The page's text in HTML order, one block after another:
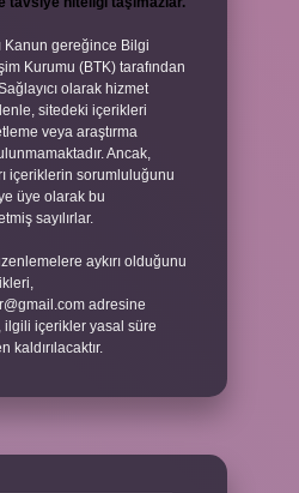
Kanun gereğince Bilgi
Kurumu (BTK) tarafından
olarak hizmet
sitedeki içerikleri
veya araştırma
Ancak,
içeriklerin sorumluluğunu
üye olarak bu
sayılırlar.
aykırı olduğunu
adresine
içerikler yasal süre
kaldırılacaktır.